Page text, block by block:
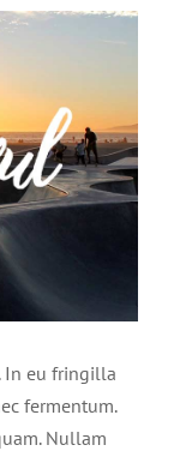
In eu fringilla
fermentum.
Nullam